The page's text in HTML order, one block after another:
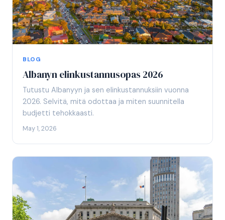
BLOG
Albanyn elinkustannusopas 2026
Tutustu Albanyyn ja sen elinkustannuksiin vuonna
2026. Selvitä, mitä odottaa ja miten suunnitella
budjetti tehokkaasti.
May 1, 2026